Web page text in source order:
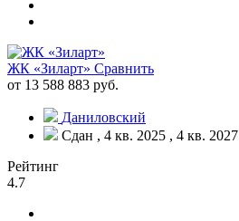
ЖК «Зиларт» Сравнить
от 13 588 883 руб.
Даниловский
Сдан , 4 кв. 2025 , 4 кв. 2027
Рейтинг
4.7